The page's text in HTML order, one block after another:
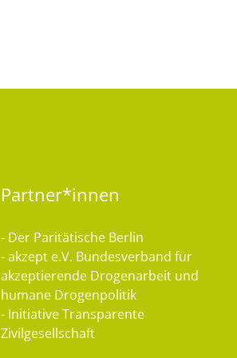
Partner*innen
- Der Paritätische Berlin
- akzept e.V. Bundesverband für
akzeptierende Drogenarbeit und
humane Drogenpolitik
- Initiative Transparente
Zivilgesellschaft